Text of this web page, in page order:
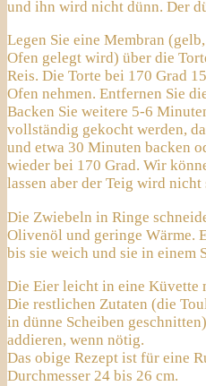
und ihn wird nicht dünn. Der
Legen Sie eine Membran
Ofen gelegt wird) über die
Reis. Die Torte bei 170 Grad
Ofen nehmen. Entfernen Sie
Backen Sie weitere 5-6
vollständig gekocht werden,
und etwa 30 Minuten backen
wieder bei 170 Grad. Wir
lassen aber der Teig wird
Die Zwiebeln in Ringe
Olivenöl und geringe Wärme.
bis sie weich und sie in einem
Die Eier leicht in eine Küvette
Die restlichen Zutaten (die
in dünne Scheiben
addieren, wenn nötig.
Das obige Rezept ist für eine
Durchmesser 24 bis 26 cm.